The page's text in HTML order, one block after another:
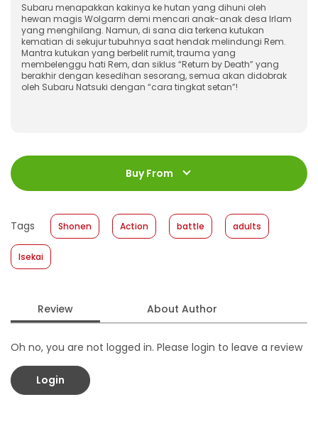
Subaru menapakkan kakinya ke hutan yang dihuni oleh
hewan magis Wolgarm demi mencari anak-anak desa Irlam
yang menghilang. Namun, di sana dia terkena kutukan
kematian di sekujur tubuhnya saat hendak melindungi Rem.
Mantra kutukan yang berbelit rumit, trauma yang
membelenggu hati Rem, dan siklus “Return by Death” yang
berakhir dengan kesedihan sesorang, semua akan didobrak
oleh Subaru Natsuki dengan “cara tingkat setan”!
ISBN :
978-623-03-0606-8
216 halaman
Size
:
13 x 18
Format
: Softcover
Buy From
Tags Shonen Action battle adults
Isekai
Review About Author
Oh no, you are not logged in. Please login to leave a review
Login